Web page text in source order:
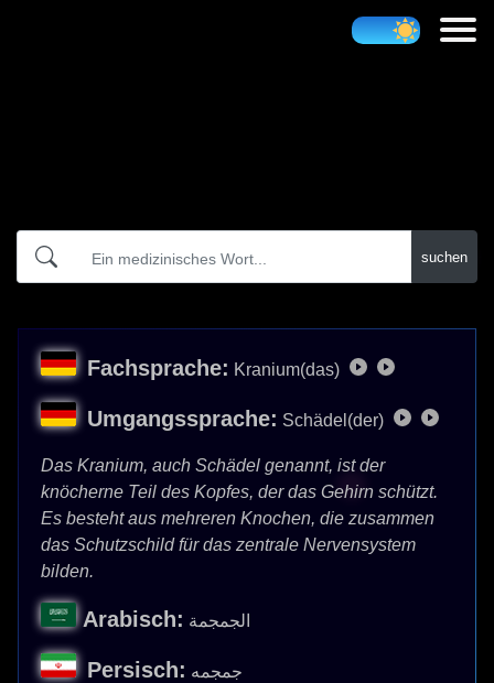
suchen
Fachsprache: Kranium(das)
Umgangssprache: Schädel(der)
Das Kranium, auch Schädel genannt, ist der
knöcherne Teil des Kopfes, der das Gehirn schützt.
Es besteht aus mehreren Knochen, die zusammen
das Schutzschild für das zentrale Nervensystem
bilden.
Arabisch: الجمجمة
Persisch: جمجمه